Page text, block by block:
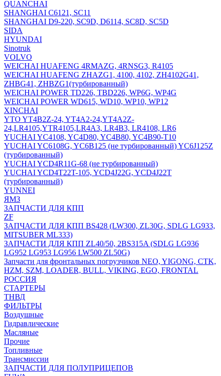
QUANCHAI
SHANGHAI C6121, SC11
SHANGHAI D9-220, SC9D, D6114, SC8D, SC5D
SIDA
HYUNDAI
Sinotruk
VOLVO
WEICHAI HUAFENG 4RMAZG, 4RNSG3, R4105
WEICHAI HUAFENG ZHAZG1, 4100, 4102, ZH4102G41,
ZHBG41, ZHBZG1(турбированный)
WEICHAI POWER TD226, TBD226, WP6G, WP4G
WEICHAI POWER WD615, WD10, WP10, WP12
XINCHAI
YTO YT4B2Z-24, YT4A2-24,YT4A2Z-
24,LR4105,YTR4105,LR4A3, LR4B3, LR4108, LR6
YUCHAI YC4108, YC4D80, YC4B80, YC4B90-T10
YUCHAI YC6108G, YC6B125 (не турбированный) YC6J125Z
(турбированный)
YUCHAI YCD4R11G-68 (не турбированный)
YUCHAI YCD4T22T-105, YCD4J22G, YCD4J22T
(турбированный)
YUNNEI
ЯМЗ
ЗАПЧАСТИ ДЛЯ КПП
ZF
ЗАПЧАСТИ ДЛЯ КПП BS428 (LW300, ZL30G, SDLG LG933,
MITSUBER ML333)
ЗАПЧАСТИ ДЛЯ КПП ZL40/50, 2BS315A (SDLG LG936
LG952 LG953 LG956 LW500 ZL50G)
Запчасти для фронтальных погрузчиков NEO, YIGONG, CTK,
HZM, SZM, LOADER, BULL, VIKING, EGO, FRONTAL
РОССИЯ
СТАРТЕРЫ
ТНВД
ФИЛЬТРЫ
Воздушные
Гидравлические
Масляные
Прочие
Топливные
Трансмиссии
ЗАПЧАСТИ ДЛЯ ПОЛУПРИЦЕПОВ